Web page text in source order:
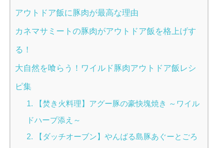
アウトドア飯に豚肉が最高な理由
カネマサミートの豚肉がアウトドア飯を格上げす
る！
大自然を喰らう！ワイルド豚肉アウトドア飯レシ
ピ集
1. 【焚き火料理】アグー豚の豪快塊焼き ～ワイル
ドハーブ添え～
2. 【ダッチオーブン】やんばる島豚あぐーとごろ